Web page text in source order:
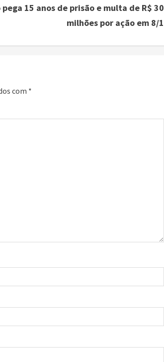
15 anos de prisão e multa de R$ 30
milhões por ação em 8/1
com *